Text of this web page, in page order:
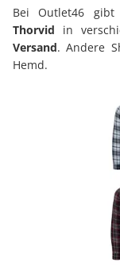
Bei Outlet46
Thorvid in
Versand. Andere
Hemd.